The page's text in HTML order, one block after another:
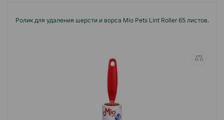
Ролик для удаления шерсти и ворса Mio Pets Lint Roller 65 листов.